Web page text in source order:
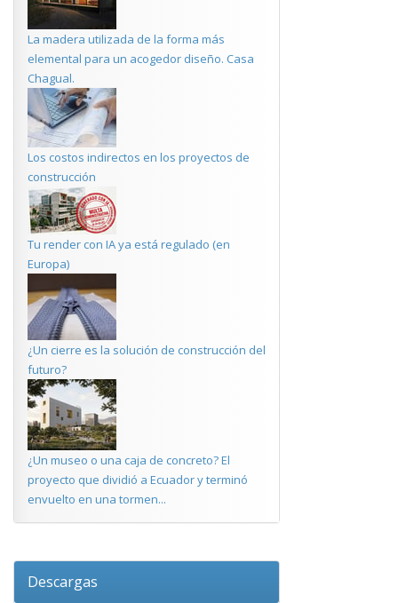
La madera utilizada de la forma más
elemental para un acogedor diseño. Casa
Chagual.
Los costos indirectos en los proyectos de
construcción
Tu render con IA ya está regulado (en
Europa)
¿Un cierre es la solución de construcción del
futuro?
¿Un museo o una caja de concreto? El
proyecto que dividió a Ecuador y terminó
envuelto en una tormen...
Descargas